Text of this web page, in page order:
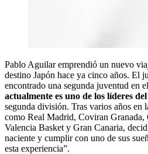
Pablo Aguilar emprendió un nuevo
destino Japón hace ya cinco años. El
encontrado una segunda juventud en
actualmente es uno de los líderes
segunda división. Tras varios años en
como Real Madrid, Coviran Granada,
Valencia Basket y Gran Canaria,
naciente y cumplir con uno de sus
esta experiencia”.